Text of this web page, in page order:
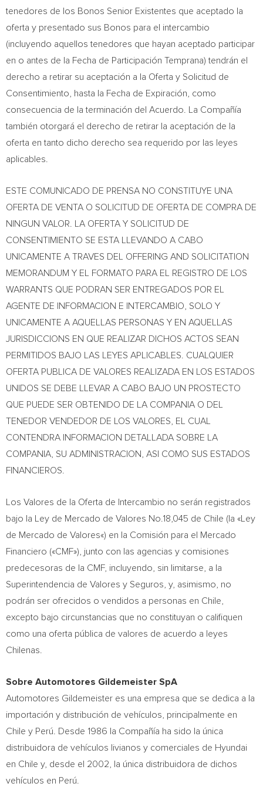
tenedores de los Bonos Senior Existentes que aceptado la
oferta y presentado sus Bonos para el intercambio
(incluyendo aquellos tenedores que hayan aceptado participar
en o antes de la Fecha de Participación Temprana) tendrán el
derecho a retirar su aceptación a la Oferta y Solicitud de
Consentimiento, hasta la Fecha de Expiración, como
consecuencia de la terminación del Acuerdo. La Compañía
también otorgará el derecho de retirar la aceptación de la
oferta en tanto dicho derecho sea requerido por las leyes
aplicables.
ESTE COMUNICADO DE PRENSA NO CONSTITUYE UNA
OFERTA DE VENTA O SOLICITUD DE OFERTA DE COMPRA DE
NINGUN VALOR. LA OFERTA Y SOLICITUD DE
CONSENTIMIENTO SE ESTA LLEVANDO A CABO
UNICAMENTE A TRAVES DEL OFFERING AND SOLICITATION
MEMORANDUM Y EL FORMATO PARA EL REGISTRO DE LOS
WARRANTS QUE PODRAN SER ENTREGADOS POR EL
AGENTE DE INFORMACION E INTERCAMBIO, SOLO Y
UNICAMENTE A AQUELLAS PERSONAS Y EN AQUELLAS
JURISDICCIONS EN QUE REALIZAR DICHOS ACTOS SEAN
PERMITIDOS BAJO LAS LEYES APLICABLES. CUALQUIER
OFERTA PUBLICA DE VALORES REALIZADA EN LOS ESTADOS
UNIDOS SE DEBE LLEVAR A CABO BAJO UN PROSTECTO
QUE PUEDE SER OBTENIDO DE LA COMPANIA O DEL
TENEDOR VENDEDOR DE LOS VALORES, EL CUAL
CONTENDRA INFORMACION DETALLADA SOBRE LA
COMPANIA, SU ADMINISTRACION, ASI COMO SUS ESTADOS
FINANCIEROS.
Los Valores de la Oferta de Intercambio no serán registrados
bajo la Ley de Mercado de Valores No.18,045 de Chile (la «Ley
de Mercado de Valores«) en la Comisión para el Mercado
Financiero («CMF»), junto con las agencias y comisiones
predecesoras de la CMF, incluyendo, sin limitarse, a la
Superintendencia de Valores y Seguros, y, asimismo, no
podrán ser ofrecidos o vendidos a personas en Chile
excepto bajo circunstancias que no constituyan o califiquen
como una oferta pública de valores de acuerdo a leyes
Chilenas.
Sobre Automotores Gildemeister SpA
Automotores Gildemeister es una empresa que se dedica a la
importación y distribución de vehículos, principalmente en
Chile y Perú. Desde 1986 la Compañía ha sido la única
distribuidora de vehículos livianos y comerciales de Hyundai
en Chile y, desde el 2002, la única distribuidora de dichos
vehículos en Perú.